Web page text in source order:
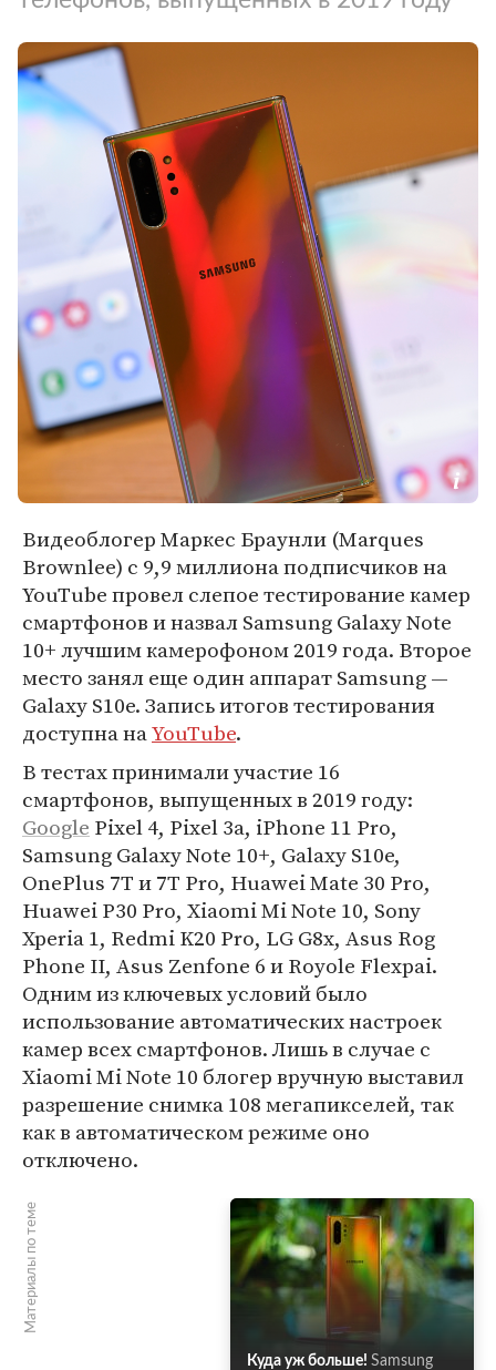
Видеоблогер Маркес Браунли (Marques
Brownlee) с 9,9 миллиона подписчиков на
YouTube провел слепое тестирование камер
смартфонов и назвал Samsung Galaxy Note
10+ лучшим камерофоном 2019 года. Второе
место занял еще один аппарат Samsung —
Galaxy S10e. Запись итогов тестирования
доступна наYouTube.
В тестах принимали участие 16
смартфонов, выпущенных в 2019 году:
Google Pixel 4, Pixel 3a, iPhone 11 Pro,
Samsung Galaxy Note 10+, Galaxy S10e,
OnePlus 7T и 7T Pro, Huawei Mate 30 Pro,
Huawei P30 Pro, Xiaomi Mi Note 10, Sony
Xperia 1, Redmi K20 Pro, LG G8x, Asus Rog
Phone II, Asus Zenfone 6 и Royole Flexpai.
Одним из ключевых условий было
использование автоматических настроек
камер всех смартфонов. Лишь в случае с
Xiaomi Mi Note 10 блогер вручную выставил
разрешение снимка 108 мегапикселей, так
как в автоматическом режиме оно
отключено.
Материалы по теме
Куда уж больше! Samsung